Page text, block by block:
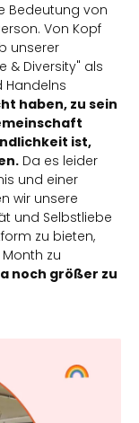
Bedeutung von
Von Kopf
unserer
& Diversity" als
Handelns
haben, zu sein
ist,
Da es leider
und einer
wir unsere
und Selbstliebe
zu bieten,
zu
noch größer zu